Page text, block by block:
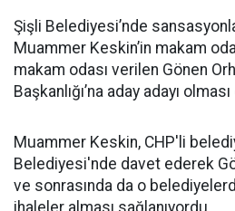
Şişli Belediyesi’nde
Muammer Keskin’in makam
makam odası verilen Gönen
Başkanlığı’na aday adayı
Muammer Keskin, CHP'li
Belediyesi'nde davet ederek
ve sonrasında da o
ihaleler alması sağlanıyordu.